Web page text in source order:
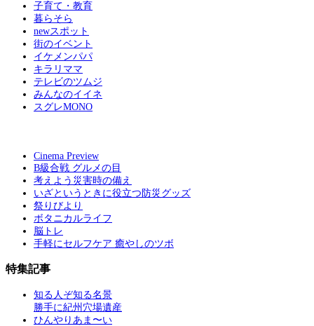
子育て・教育
暮らそら
newスポット
街のイベント
イケメンパパ
キラリママ
テレビのツムジ
みんなのイイネ
スグレMONO
Cinema Preview
B級合戦 グルメの目
考えよう災害時の備え
いざというときに役立つ防災グッズ
祭りびより
ボタニカルライフ
脳トレ
手軽にセルフケア 癒やしのツボ
特集記事
知る人ぞ知る名景
勝手に紀州穴場遺産
ひんやりあま〜い